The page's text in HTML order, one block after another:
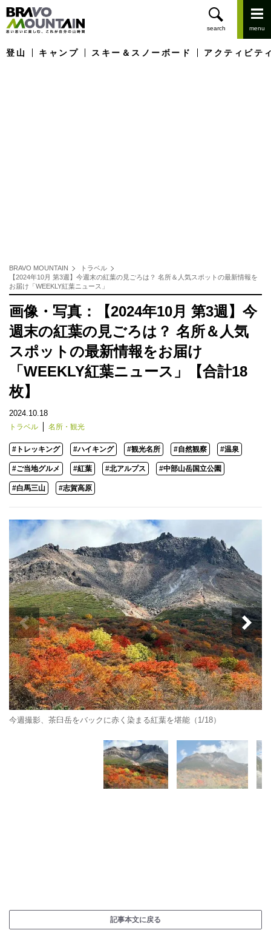
登山 キャンプ スキー＆スノーボード アクティビテ
BRAVO MOUNTAIN
トラベル
【2024年10月 第3週】今週末の紅葉の見ごろは？ 名所＆人気スポットの最新情報を
お届け「WEEKLY紅葉ニュース」
画像・写真：【2024年10月 第3週】今
週末の紅葉の見ごろは？ 名所＆人気
スポットの最新情報をお届け
「WEEKLY紅葉ニュース」【合計18
枚】
2024.10.18
トラベル 名所・観光
#トレッキング #ハイキング #観光名所 #自然観察 #温泉
#ご当地グルメ #紅葉 #北アルプス #中部山岳国立公園
#白馬三山 #志賀高原
今週撮影、茶臼岳をバックに赤く染まる紅葉を堪能（1/18）
記事本文に戻る